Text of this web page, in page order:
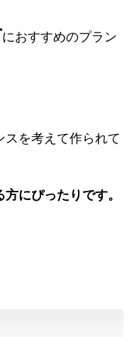
におすすめのプラン
を考えて作られて
にぴったりです。